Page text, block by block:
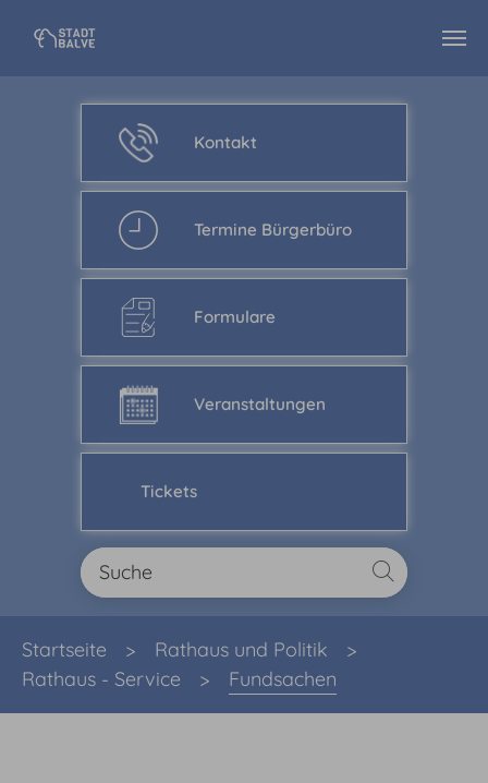
Kontakt
Termine Bürgerbüro
Formulare
Veranstaltungen
Tickets
Startseite
Rathaus und Politik
Rathaus - Service
Fundsachen